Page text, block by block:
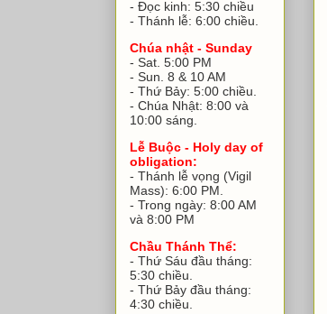
- Đọc kinh: 5:30 chiều
- Thánh lễ: 6:00 chiều.
Chúa nhật - Sunday
- Sat. 5:00 PM
- Sun. 8 & 10 AM
- Thứ Bảy: 5:00 chiều.
- Chúa Nhật: 8:00 và
10:00 sáng.
Lễ Buộc - Holy day of
obligation:
- Thánh lễ vọng (Vigil
Mass): 6:00 PM.
- Trong ngày: 8:00 AM
và 8:00 PM
Chầu Thánh Thể:
- Thứ Sáu đầu tháng:
5:30 chiều.
- Thứ Bảy đầu tháng:
4:30 chiều.